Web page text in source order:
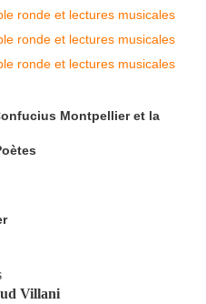
Montpellier et la
Villani